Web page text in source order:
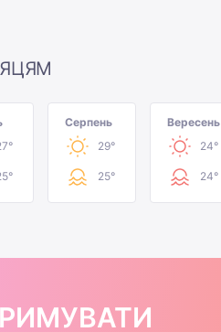
Серпень
29°
25°
Вересень
24°
24°